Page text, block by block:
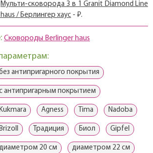
Мульти-сковорода 3 в 1 Granit Diamond Line
/ Берлингер хаус - ₽.
Сковороды Berlinger haus
антипригарного покрытия
антипригарным покрытием
Agness Tima Nadoba
Традиция Биол Gipfel
20 см диаметром 22 см